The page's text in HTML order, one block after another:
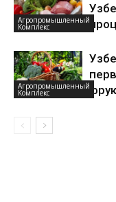
Агропромышленный
Комплекс
Агропромышленный
Комплекс